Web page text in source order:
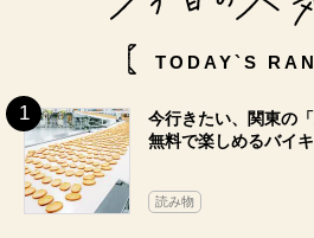
TODAY`S
今行きたい、関東の
無料で楽しめるバイ
読み物